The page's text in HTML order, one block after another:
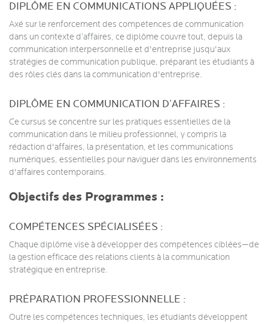
DIPLÔME EN COMMUNICATIONS APPLIQUÉES :
Axé sur le renforcement des compétences de communication
dans un contexte d’affaires, ce diplôme couvre tout, depuis la
communication interpersonnelle et d'entreprise jusqu'aux
stratégies de communication publique, préparant les étudiants à
des rôles clés dans la communication d'entreprise.
DIPLÔME EN COMMUNICATION D’AFFAIRES :
Ce cursus se concentre sur les pratiques essentielles de la
communication dans le milieu professionnel, y compris la
rédaction d'affaires, la présentation, et les communications
numériques, essentielles pour naviguer dans les environnements
d'affaires contemporains.
Objectifs des Programmes :
COMPÉTENCES SPÉCIALISÉES :
Chaque diplôme vise à développer des compétences ciblées—de
la gestion efficace des relations clients à la communication
stratégique en entreprise.
PRÉPARATION PROFESSIONNELLE :
Outre les compétences techniques, les étudiants développent